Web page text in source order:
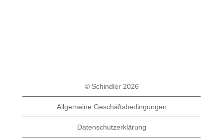
© Schindler 2026
Allgemeine Geschäftsbedingungen
Datenschutzerklärung